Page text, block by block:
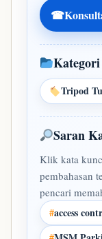
☎
Tripod
Saran
Klik kata
pembahasan
pencari
#access